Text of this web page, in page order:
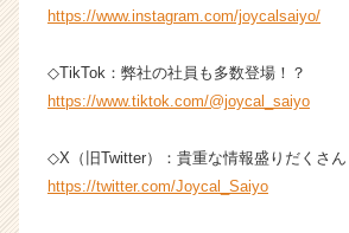
a
e
e
https://www.instagram.com/joycalsaiyo/
◇TikTok：弊社の社員も多数登場！？
https://www.tiktok.com/@joycal_saiyo
◇X（旧Twitter）：貴重な情報盛りだくさん
https://twitter.com/Joycal_Saiyo